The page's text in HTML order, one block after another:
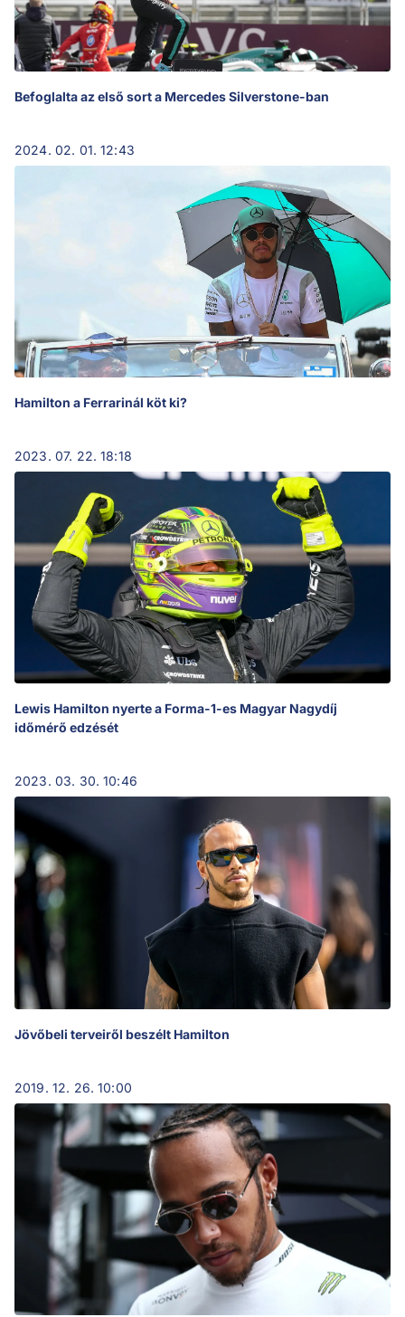
Befoglalta az első sort a Mercedes Silverstone-ban
2024. 02. 01. 12:43
Hamilton a Ferrarinál köt ki?
2023. 07. 22. 18:18
Lewis Hamilton nyerte a Forma-1-es Magyar Nagydíj
időmérő edzését
2023. 03. 30. 10:46
Jövőbeli terveiről beszélt Hamilton
2019. 12. 26. 10:00